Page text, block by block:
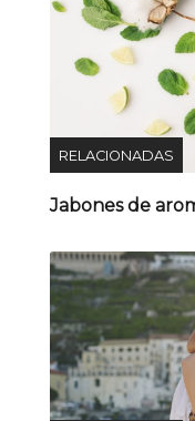
RELACIONADAS
Jabones de